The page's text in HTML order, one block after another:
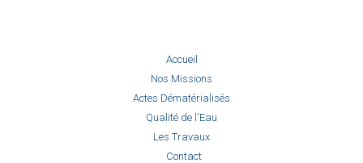
Accueil
Nos Missions
Actes Dématérialisés
Qualité de l'Eau
Les Travaux
Contact